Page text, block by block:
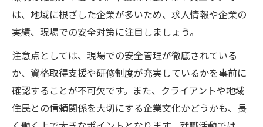
は、地域に根ざした企業が多いため、求人情報や企業の
実績、現場での安全対策に注目しましょう。
注意点としては、現場での安全管理が徹底されている
か、資格取得支援や研修制度が充実しているかを事前に
確認することが不可欠です。また、クライアントや地域
住民との信頼関係を大切にする企業文化かどうかも、長